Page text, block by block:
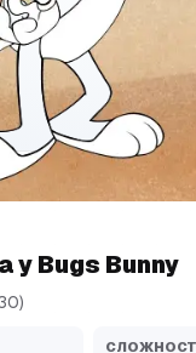
у Bugs Bunny